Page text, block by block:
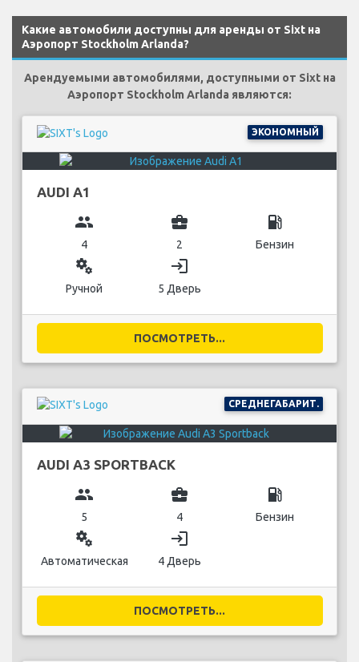
Какие автомобили доступны для аренды от Sixt на
Аэропорт Stockholm Arlanda?
Арендуемыми автомобилями, доступными от Sixt на
Аэропорт Stockholm Arlanda являются:
ЭКОНОМНЫЙ
AUDI A1
group
4
business_center
2
local_gas_station
Бензин
miscellaneous_services
Ручной
login
5 Дверь
ПОСМОТРЕТЬ...
СРЕДНЕГАБАРИТ.
AUDI A3 SPORTBACK
group
5
business_center
4
local_gas_station
Бензин
miscellaneous_services
Автоматическая
login
4 Дверь
ПОСМОТРЕТЬ...